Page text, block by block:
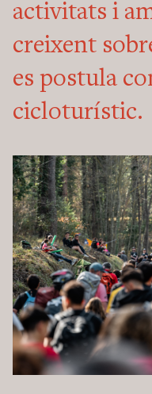
activitats i
creixent
es postula
cicloturístic.